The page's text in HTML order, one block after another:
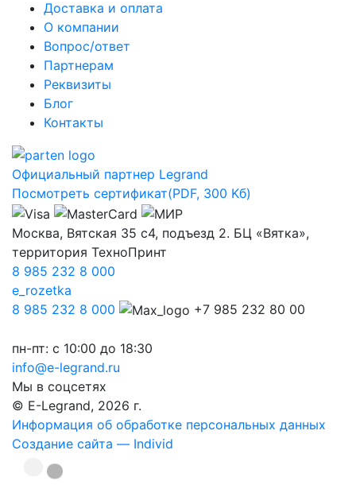
Доставка и оплата
О компании
Вопрос/ответ
Партнерам
Реквизиты
Блог
Контакты
Официальный партнер Legrand
Посмотреть сертификат(PDF, 300 Kб)
Москва, Вятская 35 с4, подъезд 2. БЦ «Вятка»,
территория ТехноПринт
8 985 232 8 000
e_rozetka
8 985 232 8 000
+7 985 232 80 00
пн-пт: с 10:00 до 18:30
info@e-legrand.ru
Мы в соцсетях
© E-Legrand, 2026 г.
Информация об обработке персональных данных
Создание сайта — Individ